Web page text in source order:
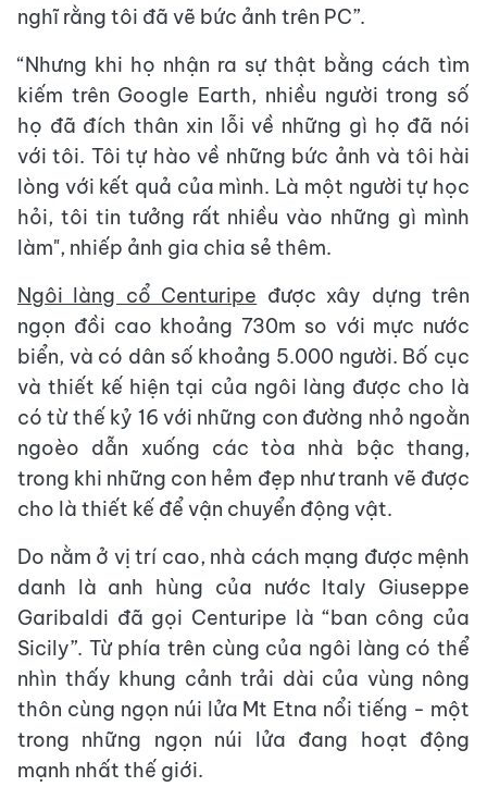
nghĩ rằng tôi đã vẽ bức ảnh trên PC”.
“Nhưng khi họ nhận ra sự thật bằng cách tìm
kiếm trên Google Earth, nhiều người trong số
họ đã đích thân xin lỗi về những gì họ đã nói
với tôi. Tôi tự hào về những bức ảnh và tôi hài
lòng với kết quả của mình. Là một người tự học
hỏi, tôi tin tưởng rất nhiều vào những gì mình
làm", nhiếp ảnh gia chia sẻ thêm.
Ngôi làng cổ Centuripe được xây dựng trên
ngọn đồi cao khoảng 730m so với mực nước
biển, và có dân số khoảng 5.000 người. Bố cục
và thiết kế hiện tại của ngôi làng được cho là
có từ thế kỷ 16 với những con đường nhỏ ngoằn
ngoèo dẫn xuống các tòa nhà bậc thang,
trong khi những con hẻm đẹp như tranh vẽ được
cho là thiết kế để vận chuyển động vật.
Do nằm ở vị trí cao, nhà cách mạng được mệnh
danh là anh hùng của nước Italy Giuseppe
Garibaldi đã gọi Centuripe là “ban công của
Sicily”. Từ phía trên cùng của ngôi làng có thể
nhìn thấy khung cảnh trải dài của vùng nông
thôn cùng ngọn núi lửa Mt Etna nổi tiếng - một
trong những ngọn núi lửa đang hoạt động
mạnh nhất thế giới.